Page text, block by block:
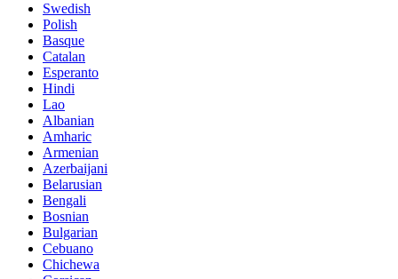
Swedish
Polish
Basque
Catalan
Esperanto
Hindi
Lao
Albanian
Amharic
Armenian
Azerbaijani
Belarusian
Bengali
Bosnian
Bulgarian
Cebuano
Chichewa